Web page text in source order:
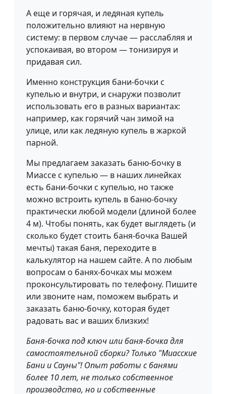
А еще и горячая, и ледяная купель
положительно влияют на нервную
систему: в первом случае — расслабляя и
успокаивая, во втором — тонизируя и
придавая сил.
Именно конструкция бани-бочки с
купелью и внутри, и снаружи позволит
использовать его в разных вариантах:
например, как горячий чан зимой на
улице, или как ледяную купель в жаркой
парной.
Мы предлагаем заказать баню-бочку в
Миассе с купелью — в наших линейках
есть бани-бочки с купелью, но также
можно встроить купель в баню-бочку
практически любой модели (длиной более
4 м). Чтобы понять, как будет выглядеть (и
сколько будет стоить баня-бочка Вашей
мечты) такая баня, переходите в
калькулятор на нашем сайте. А по любым
вопросам о банях-бочках мы можем
проконсультировать по телефону. Пишите
или звоните нам, поможем выбрать и
заказать баню-бочку, которая будет
радовать вас и ваших близких!
Баня-бочка под ключ или баня-бочка для
самостоятельной сборки? Только "Миасские
Бани и Сауны"! Опыт работы с банями
более 10 лет, не только собственное
производство, но и собственные